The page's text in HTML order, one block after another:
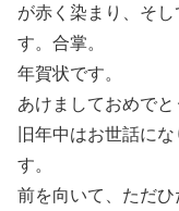
が赤く染まり、そ
す。合掌。
年賀状です。
あけましておめで
旧年中はお世話に
す。
前を向いて、ただ